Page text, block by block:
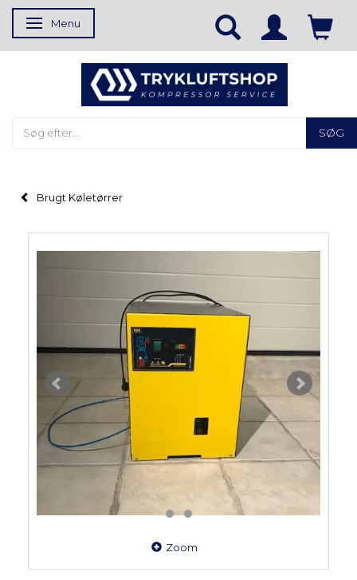
Skifte navigation
Menu
SØG
Brugt Køletørrer
Zoom